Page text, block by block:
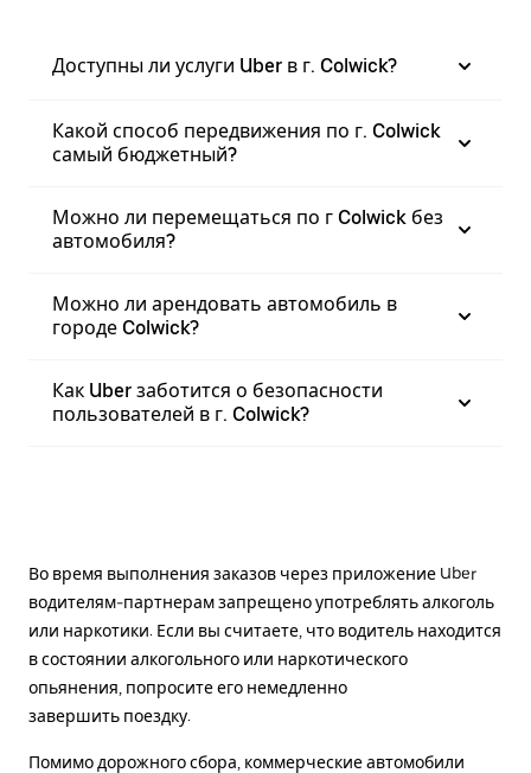
Доступны ли услуги Uber в г. Colwick?
Какой способ передвижения по г. Colwick
самый бюджетный?
Можно ли перемещаться по г Colwick без
автомобиля?
Можно ли арендовать автомобиль в
городе Colwick?
Как Uber заботится о безопасности
пользователей в г. Colwick?
Во время выполнения заказов через приложение Uber
водителям-партнерам запрещено употреблять алкоголь
или наркотики. Если вы считаете, что водитель находится
в состоянии алкогольного или наркотического
опьянения, попросите его немедленно
завершить поездку.
Помимо дорожного сбора, коммерческие автомобили